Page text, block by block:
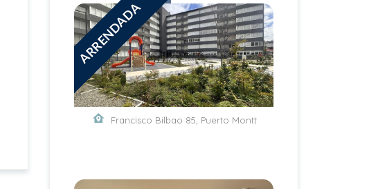
ARRENDADA
Francisco Bilbao 85, Puerto Montt